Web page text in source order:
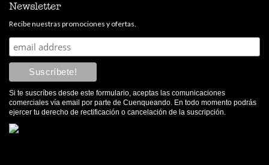
Newsletter
Recibe nuestras promociones y ofertas.
Si te suscríbes desde este formulario, aceptas las comunicaciones
comerciales vía email por parte de Cuenqueando. En todo momento podrás
ejercer tu derecho de rectificación o cancelación de la suscripción.